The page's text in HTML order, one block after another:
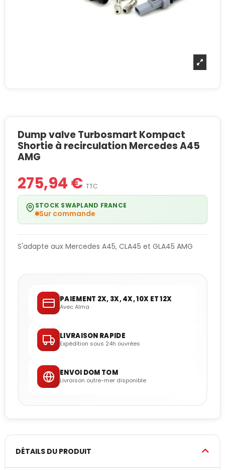
Dump valve Turbosmart Kompact
Shortie à recirculation Mercedes A45
AMG
275,94 € TTC
STOCK SWAPLAND FRANCE
Sur commande
S'adapte aux Mercedes A45, CLA45 et GLA45 AMG
PAIEMENT 2X, 3X, 4X, 10X ET 12X
Avec Alma
LIVRAISON RAPIDE
Expédition sous 24h ouvrées
ENVOI DOM TOM
Livraison outre-mer disponible
DÉTAILS DU PRODUIT